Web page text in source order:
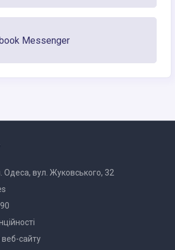
Messenger
Одеса, вул. Жуковського, 32
сайту